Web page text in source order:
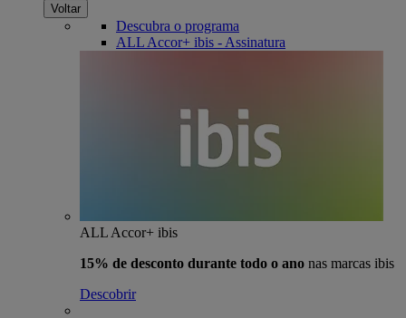
Voltar
Descubra o programa
ALL Accor+ ibis - Assinatura
ALL Accor+ ibis
15% de desconto durante todo o ano nas marcas ibis
Descobrir